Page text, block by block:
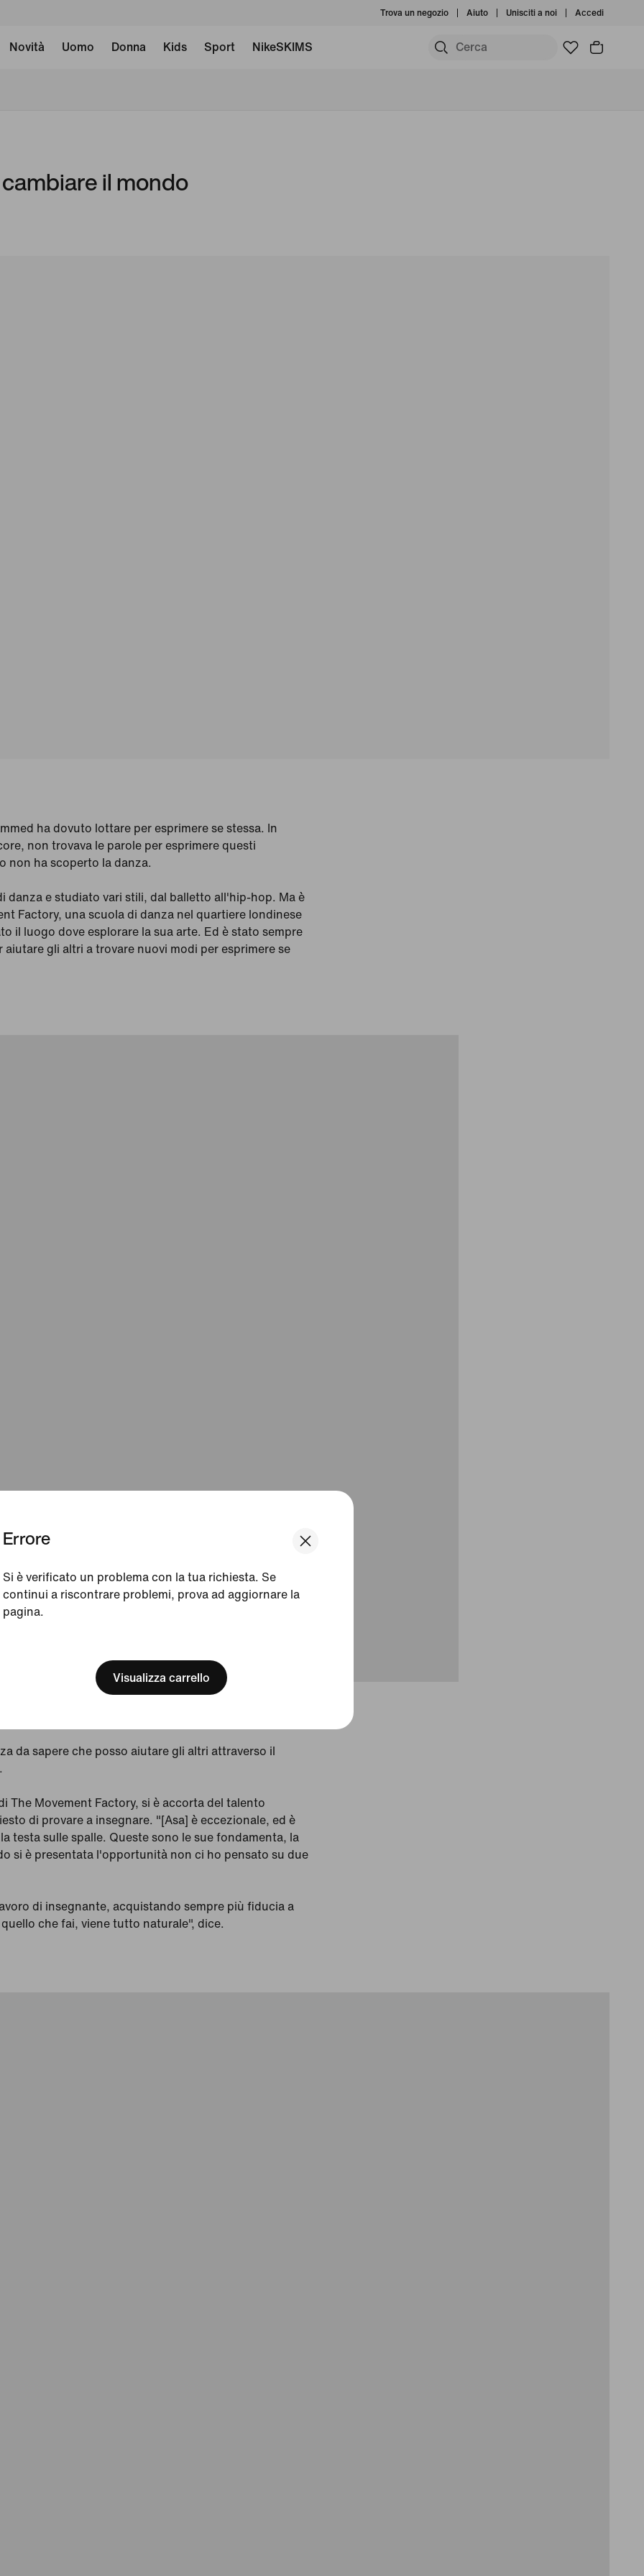
Errore
Si è verificato un problema con la tua richiesta. Se
continui a riscontrare problemi, prova ad aggiornare la
pagina.
Visualizza carrello
Trova un negozio Aiuto Unisciti a noi Accedi
Novità Uomo Donna Kids Sport NikeSKIMS
il mondo
ha dovuto lottare per esprimere se stessa. In
non trovava le parole per esprimere questi
non ha scoperto la danza.
danza e studiato vari stili, dal balletto all'hip-hop. Ma è
Factory, una scuola di danza nel quartiere londinese
il luogo dove esplorare la sua arte. Ed è stato sempre
gli altri a trovare nuovi modi per esprimere se
da sapere che posso aiutare gli altri attraverso il
The Movement Factory, si è accorta del talento
di provare a insegnare. "[Asa] è eccezionale, ed è
testa sulle spalle. Queste sono le sue fondamenta, la
si è presentata l'opportunità non ci ho pensato su due
di insegnante, acquistando sempre più fiducia a
che fai, viene tutto naturale", dice.